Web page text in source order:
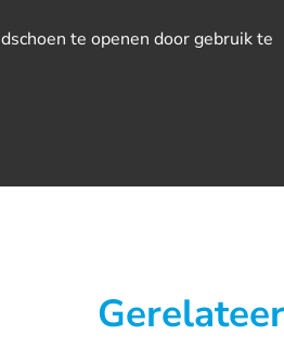
te openen door gebruik te